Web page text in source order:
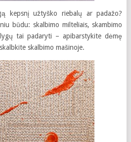
kepsnį užtyško riebalų ar padažo?
būdu: skalbimo milteliais, skambimo
tai padaryti – apibarstykite dėmę
skalbimo mašinoje.